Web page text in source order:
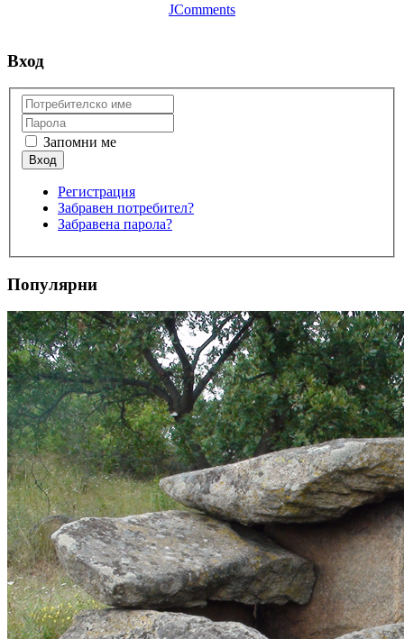
JComments
Вход
Запомни ме
Регистрация
Забравен потребител?
Забравена парола?
Популярни